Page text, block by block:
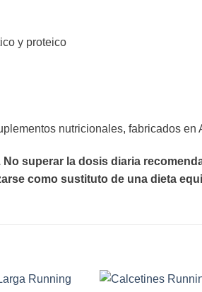
y proteico
nutricionales, fabricados
superar la dosis diaria
como sustituto de una dieta